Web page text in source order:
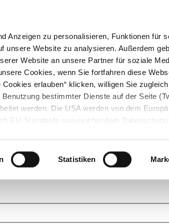
Anzeigen zu personalisieren, Funktionen für
unsere Website zu analysieren. Außerdem
Website an unsere Partner für soziale
Cookies, wenn Sie fortfahren diese
erlauben“ klicken, willigen Sie
bestimmter Dienste auf der Seite
werden. Die USA werden von dem
EU-Standards unzureichendem
Statistiken
Ihre Fragen und helfen Sie mit Ihrem Wissen